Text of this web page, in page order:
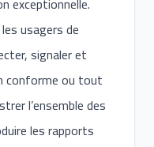
usagers de
signaler et
conforme ou tout
l’ensemble des
les rapports